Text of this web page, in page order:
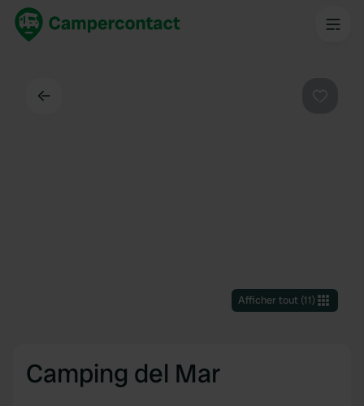
Afficher tout(11)
Camping del Mar